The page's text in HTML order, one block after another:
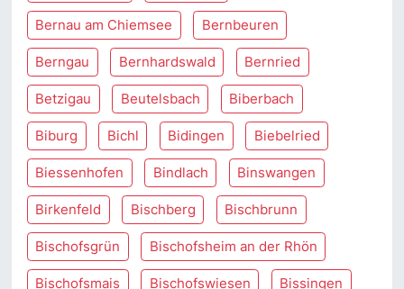
Bernau am Chiemsee Bernbeuren
Berngau Bernhardswald Bernried
Betzigau Beutelsbach Biberbach
Biburg Bichl Bidingen Biebelried
Biessenhofen Bindlach Binswangen
Birkenfeld Bischberg Bischbrunn
Bischofsgrün Bischofsheim an der Rhön
Bischofsmais Bischofswiesen Bissingen